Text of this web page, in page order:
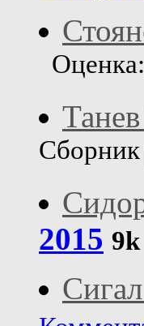
Оценка:
Сборник
2015 9k